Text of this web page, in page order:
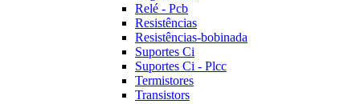
Relé - Pcb
Resistências
Resistências-bobinada
Suportes Ci
Suportes Ci - Plcc
Termistores
Transistors